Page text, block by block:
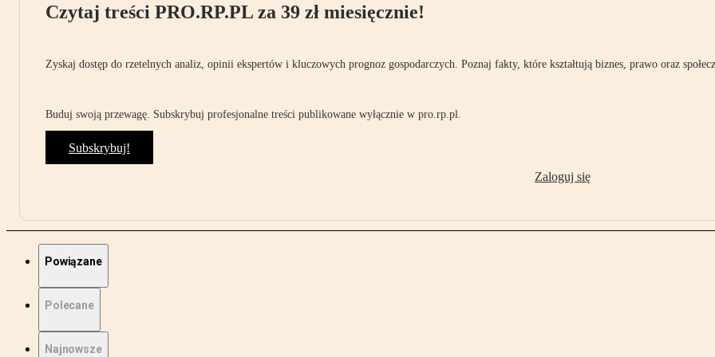
Czytaj treści PRO.RP.PL za 39 zł miesięcznie!
Zyskaj dostęp do rzetelnych analiz, opinii ekspertów i kluczowych prognoz gospodarczych. Poznaj fakty, które kształtują biznes, prawo oraz
Buduj swoją przewagę. Subskrybuj profesjonalne treści publikowane wyłącznie w pro.rp.pl.
Subskrybuj!
Zaloguj się
Powiązane
Polecane
Najnowsze